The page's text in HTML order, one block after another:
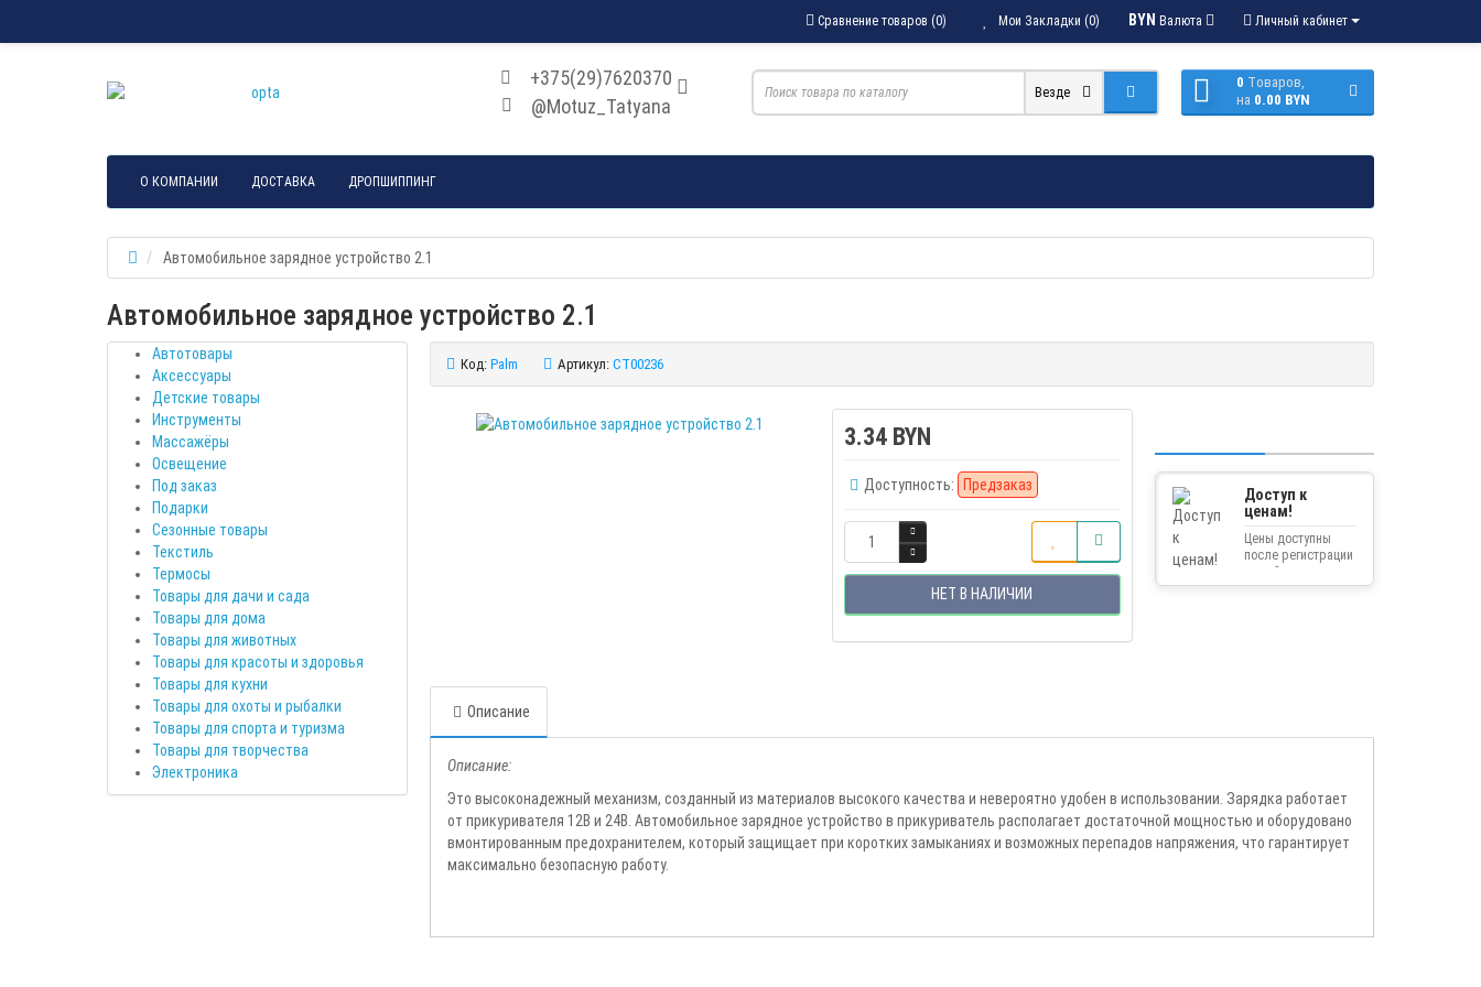
Личный кабинет
BYN Валюта
Мои Закладки (0)
Сравнение товаров (0)
+375(29)7620370
@Motuz_Tatyana
0 Tоваров,
на 0.00 BYN
Везде
О КОМПАНИИ ДОСТАВКА ДРОПШИППИНГ
Автомобильное зарядное устройство 2.1
Автомобильное зарядное устройство 2.1
Автотовары
Аксессуары
Детские товары
Инструменты
Массажёры
Освещение
Под заказ
Подарки
Сезонные товары
Текстиль
Термосы
Товары для дачи и сада
Товары для дома
Товары для животных
Товары для красоты и здоровья
Товары для кухни
Товары для охоты и рыбалки
Товары для спорта и туризма
Товары для творчества
Электроника
Код: Palm Артикул: CT00236
3.34 BYN
Доступность: Предзаказ
НЕТ В НАЛИЧИИ
Доступ к
ценам!
Цены доступны
после регистрации
на сайте.
Описание
Описание:
Это высоконадежный механизм, созданный из материалов высокого качества и невероятно удобен в использовании. Зарядка работает
от прикуривателя 12В и 24В. Автомобильное зарядное устройство в прикуриватель располагает достаточной мощностью и оборудовано
вмонтированным предохранителем, который защищает при коротких замыканиях и возможных перепадов напряжения, что гарантирует
максимально безопасную работу.